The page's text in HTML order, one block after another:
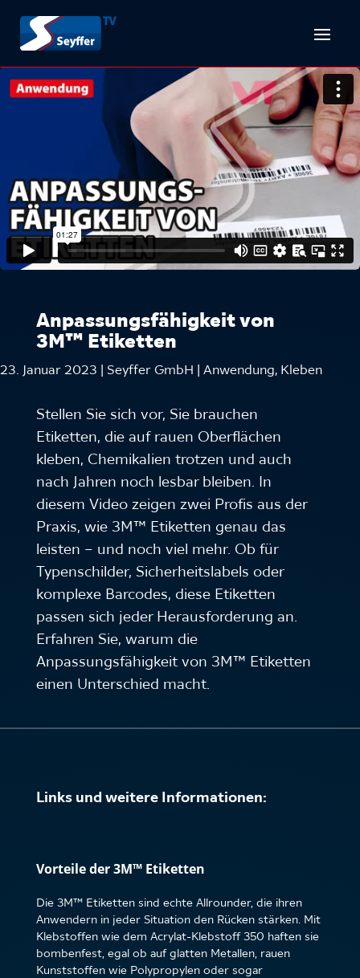
Anpassungsfähigkeit von
3M™ Etiketten
23. Januar 2023 | Seyffer GmbH | Anwendung, Kleben
Stellen Sie sich vor, Sie brauchen
Etiketten, die auf rauen Oberflächen
kleben, Chemikalien trotzen und auch
nach Jahren noch lesbar bleiben. In
diesem Video zeigen zwei Profis aus der
Praxis, wie 3M™ Etiketten genau das
leisten – und noch viel mehr. Ob für
Typenschilder, Sicherheitslabels oder
komplexe Barcodes, diese Etiketten
passen sich jeder Herausforderung an.
Erfahren Sie, warum die
Anpassungsfähigkeit von 3M™ Etiketten
einen Unterschied macht.
Links und weitere Informationen:
Vorteile der 3M™ Etiketten
Die 3M™ Etiketten sind echte Allrounder, die ihren
Anwendern in jeder Situation den Rücken stärken. Mit
Klebstoffen wie dem Acrylat-Klebstoff 350 haften sie
bombenfest, egal ob auf glatten Metallen, rauen
Kunststoffen wie Polypropylen oder sogar